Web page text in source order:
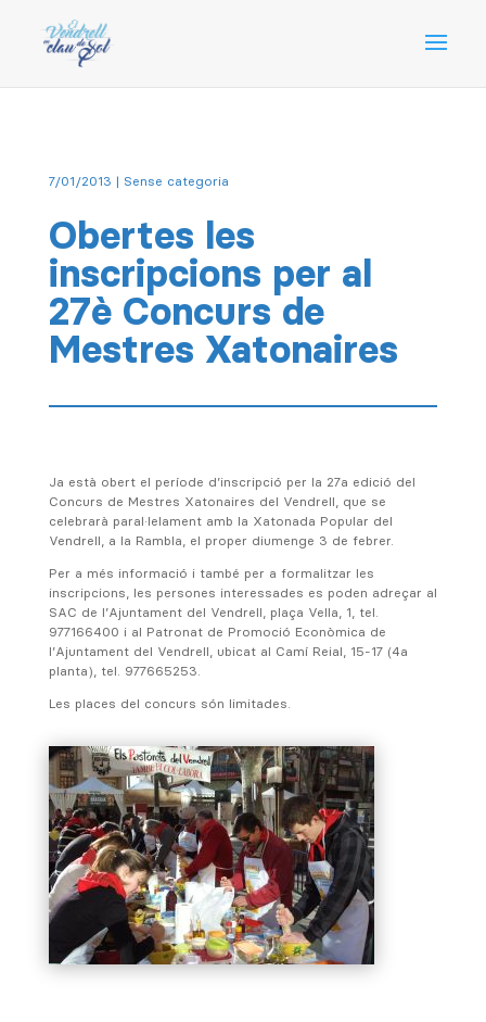
7/01/2013 | Sense categoria
Obertes les
inscripcions per al
27è Concurs de
Mestres Xatonaires
Ja està obert el període d’inscripció per la 27a edició del
Concurs de Mestres Xatonaires del Vendrell, que se
celebrarà paral·lelament amb la Xatonada Popular del
Vendrell, a la Rambla, el proper diumenge 3 de febrer.
Per a més informació i també per a formalitzar les
inscripcions, les persones interessades es poden adreçar al
SAC de l’Ajuntament del Vendrell, plaça Vella, 1, tel.
977166400 i al Patronat de Promoció Econòmica de
l’Ajuntament del Vendrell, ubicat al Camí Reial, 15-17 (4a
planta), tel. 977665253.
Les places del concurs són limitades.